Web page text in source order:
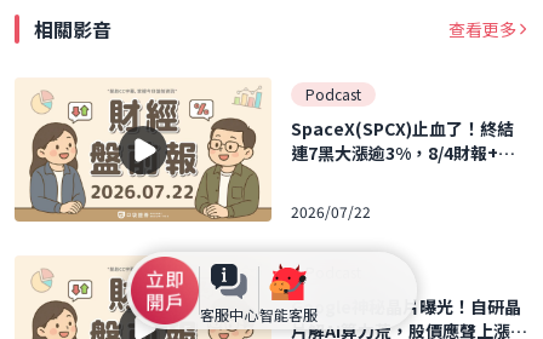
客服中心智能客服
相關影音 查看更多
Podcast
SpaceX(SPCX)止血了！終結
連7黑大漲逾3%，8/4財報+解
(三) 口袋財經盤前報
2026/07/22
Podcast
Google神秘晶片曝光！自研晶
片解AI算力荒，股價應聲上漲｜